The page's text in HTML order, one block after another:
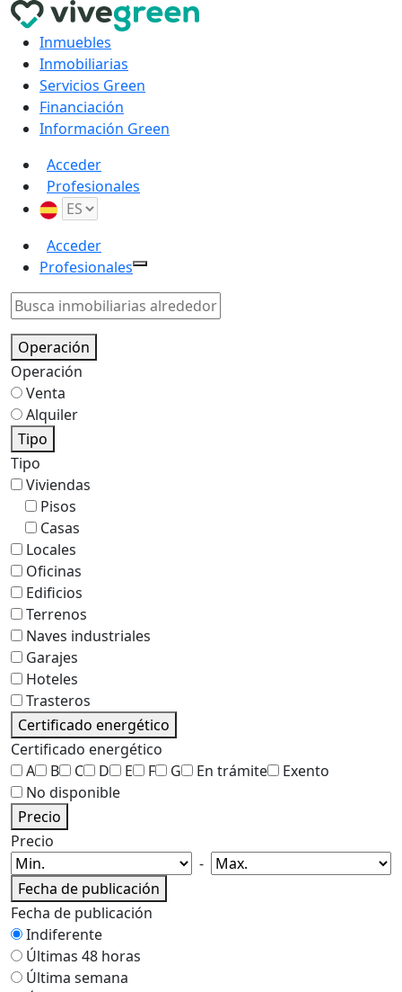
Inmuebles
Inmobiliarias
Servicios Green
Financiación
Información Green
Acceder
Profesionales
Acceder
Profesionales
Operación
Operación
Venta
Alquiler
Tipo
Tipo
Viviendas
Pisos
Casas
Locales
Oficinas
Edificios
Terrenos
Naves industriales
Garajes
Hoteles
Trasteros
Certificado energético
Certificado energético
A
B C D E F G En trámite
Exento
No disponible
Precio
Precio
-
Fecha de publicación
Fecha de publicación
Indiferente
Últimas 48 horas
Última semana